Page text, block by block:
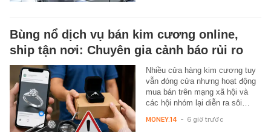
Bùng nổ dịch vụ bán kim cương online,
ship tận nơi: Chuyên gia cảnh báo rủi ro
Nhiều cửa hàng kim cương tuy
vẫn đóng cửa nhưng hoạt động
mua bán trên mạng xã hội và
các hội nhóm lại diễn ra sôi…
MONEY.14 - 6 giờ trước